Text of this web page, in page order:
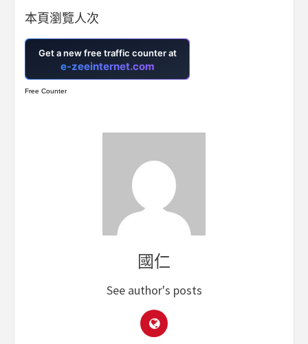
本頁瀏覽人次
Free Counter
國仁
See author's posts